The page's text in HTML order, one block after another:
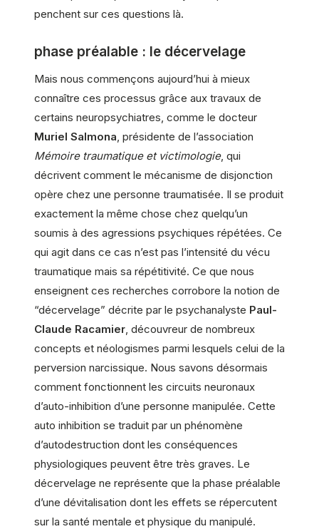
penchent sur ces questions là.
phase préalable : le décervelage
Mais nous commençons aujourd’hui à mieux
connaître ces processus grâce aux travaux de
certains neuropsychiatres, comme le docteur
Muriel Salmona , présidente de l’association
Mémoire traumatique et victimologie, qui
décrivent comment le mécanisme de disjonction
opère chez une personne traumatisée. Il se produit
exactement la même chose chez quelqu’un
soumis à des agressions psychiques répétées. Ce
qui agit dans ce cas n’est pas l’intensité du vécu
traumatique mais sa répétitivité. Ce que nous
enseignent ces recherches corrobore la notion de
“décervelage” décrite par le psychanalyste Paul-
Claude Racamier , découvreur de nombreux
concepts et néologismes parmi lesquels celui de la
perversion narcissique. Nous savons désormais
comment fonctionnent les circuits neuronaux
d’auto-inhibition d’une personne manipulée. Cette
auto inhibition se traduit par un phénomène
d’autodestruction dont les conséquences
physiologiques peuvent être très graves. Le
décervelage ne représente que la phase préalable
d’une dévitalisation dont les effets se répercutent
sur la santé mentale et physique du manipulé.